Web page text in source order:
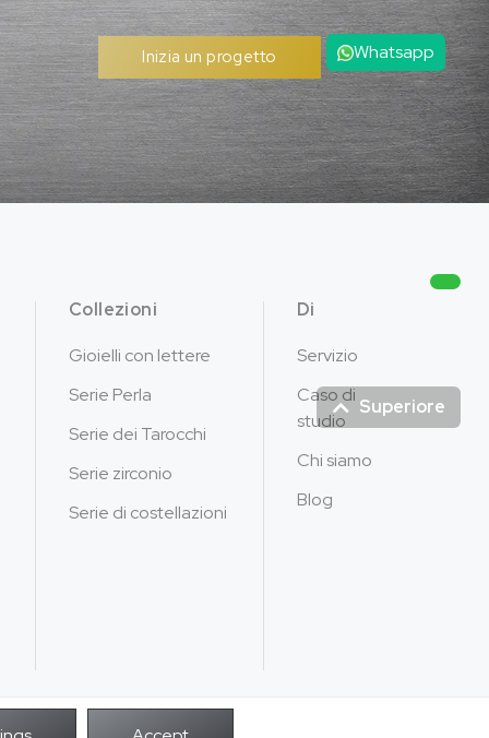
Superiore
Inizia un progetto
Collezioni
Gioielli con lettere
Serie Perla
Serie dei Tarocchi
Serie zirconio
Serie di costellazioni
Di
Servizio
Caso di
studio
Chi siamo
Blog
Whatsapp